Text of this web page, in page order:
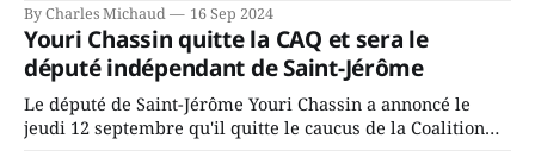
depuis longtemps? Sera-t-il candidat indépendant dans 2
ans? Joindrait-il un autre parti, par exemple les
conservateurs d’Éric Duhaime? Que lui
By Charles Michaud 16 Sep 2024
Youri Chassin quitte la CAQ et sera le
député indépendant de Saint-Jérôme
Le député de Saint-Jérôme Youri Chassin a annoncé le
jeudi 12 septembre qu'il quitte le caucus de la Coalition